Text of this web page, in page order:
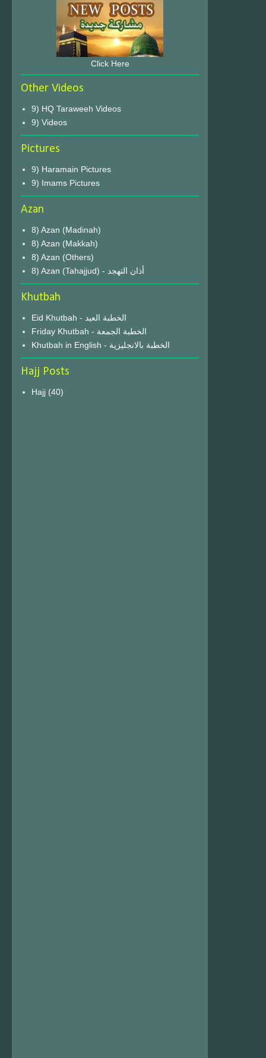
Click Here
Other Videos
9) HQ Taraweeh Videos
9) Videos
Pictures
9) Haramain Pictures
9) Imams Pictures
Azan
8) Azan (Madinah)
8) Azan (Makkah)
8) Azan (Others)
8) Azan (Tahajjud) - أذان التهجد
Khutbah
Eid Khutbah - الخطبة العيد
Friday Khutbah - الخطبة الجمعة
Khutbah in English - الخطبة بالانجليزية
Hajj Posts
Hajj (40)